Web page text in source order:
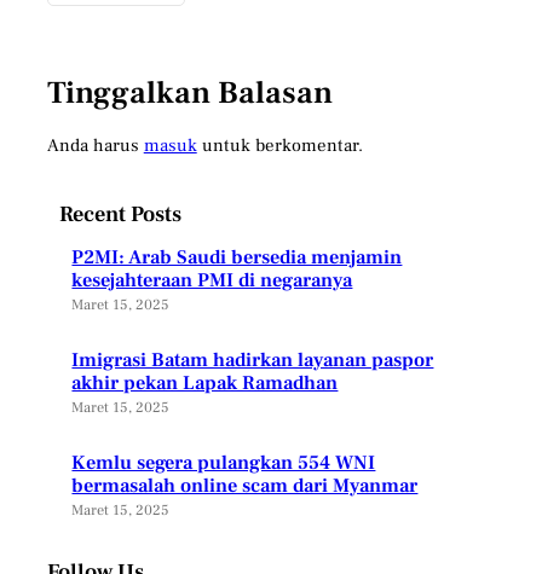
Tinggalkan Balasan
Anda harus masukuntuk berkomentar.
Recent Posts
P2MI: Arab Saudi bersedia menjamin
kesejahteraan PMI di negaranya
Maret 15, 2025
Imigrasi Batam hadirkan layanan paspor
akhir pekan Lapak Ramadhan
Maret 15, 2025
Kemlu segera pulangkan 554 WNI
bermasalah online scam dari Myanmar
Maret 15, 2025